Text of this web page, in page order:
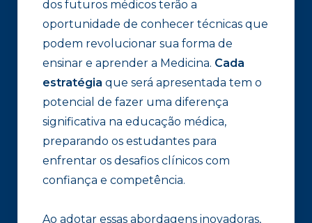
dos futuros médicos terão a
oportunidade de conhecer técnicas que
podem revolucionar sua forma de
ensinar e aprender a Medicina. Cada
estratégia que será apresentada tem o
potencial de fazer uma diferença
significativa na educação médica,
preparando os estudantes para
enfrentar os desafios clínicos com
confiança e competência.
Ao adotar essas abordagens inovadoras,